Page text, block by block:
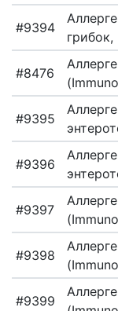
#9394
грибок,
#8476
#9395
#9396
#9397
#9398
#9399